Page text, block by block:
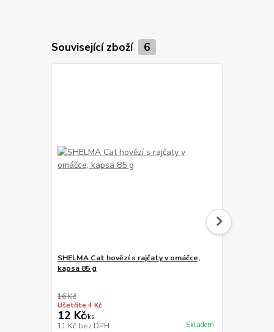
Související zboží 6
SHELMA Cat hovězí s rajčaty v omáčce,
kapsa 85 g
16 Kč
Ušetříte 4 Kč
12 Kč/ks
11 Kč bez DPH Skladem